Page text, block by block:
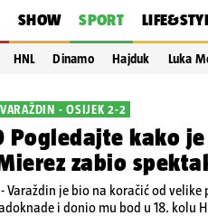
SHOW SPORT
HNL Dinamo Hajduk Luka
- OSIJEK 2-2
Pogledajte kako
zabio
- Varaždin je bio na koračić od
i donio mu bod u 18. kolu